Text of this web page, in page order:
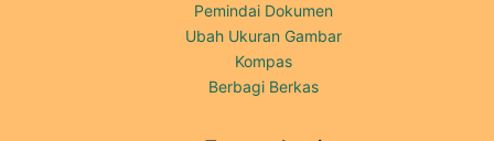
Pemindai Dokumen
Ubah Ukuran Gambar
Kompas
Berbagi Berkas